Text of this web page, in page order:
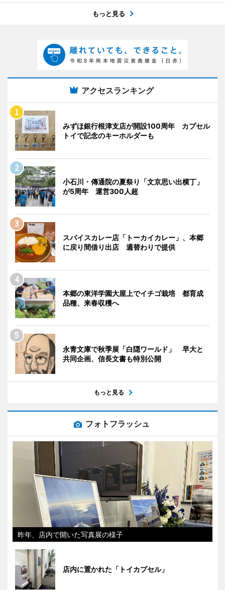
もっと見る
アクセスランキング
みずほ銀行根津支店が開設100周年 カプセル
トイで記念のキーホルダーも
小石川・傳通院の夏祭り「文京思い出横丁」
が5周年 運営300人超
スパイスカレー店「トーカイカレー」、本郷
に戻り間借り出店 週替わりで提供
本郷の東洋学園大屋上でイチゴ栽培 都育成
品種、来春収穫へ
永青文庫で秋季展「白隠ワールド」 早大と
共同企画、信長文書も特別公開
もっと見る
フォトフラッシュ
昨年、店内で開いた写真展の様子
店内に置かれた「トイカプセル」